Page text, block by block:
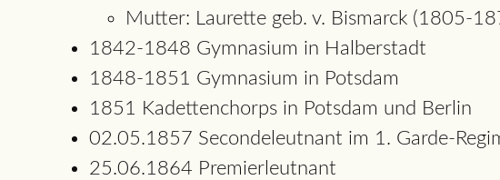
Mutter: Laurette geb. v. Bismarck (1805-
1842-1848 Gymnasium in Halberstadt
1848-1851 Gymnasium in Potsdam
1851 Kadettenchorps in Potsdam und Berlin
02.05.1857 Secondeleutnant im 1. Garde-
25.06.1864 Premierleutnant